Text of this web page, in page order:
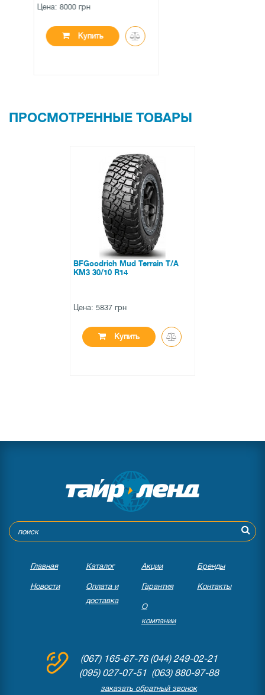
ПРОСМОТРЕННЫЕ ТОВАРЫ
BFGoodrich Mud Terrain T/A
KM3 30/10 R14
Цена: 5837 грн
Купить
Главная Каталог Акции Бренды
Новости
Оплата и
доставка
Гарантия Контакты
О
компании
(067) 165-67-76(044) 249-02-21
(095) 027-07-51 (063) 880-97-88
заказать обратный звонок